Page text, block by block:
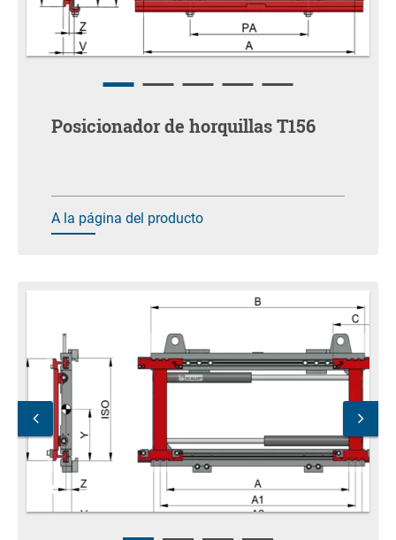
Posicionador de horquillas T156
A la página del producto